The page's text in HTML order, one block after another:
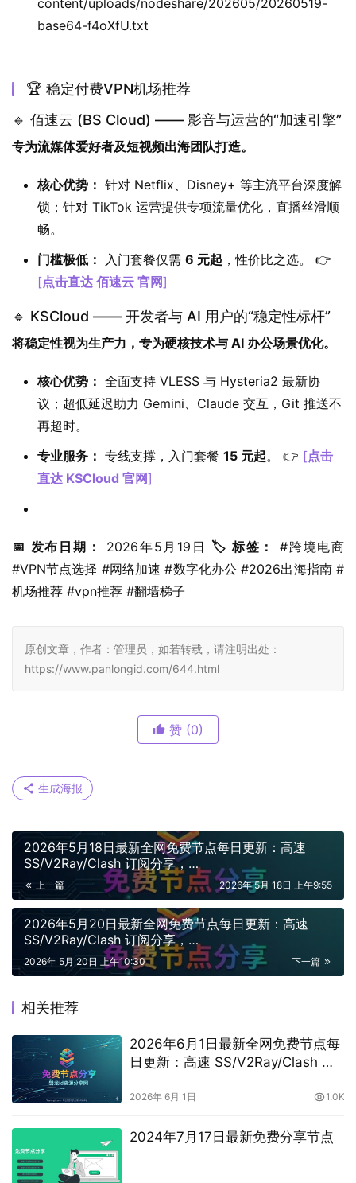
content/uploads/nodeshare/202605/20260519-
base64-f4oXfU.txt
🏆 稳定付费VPN机场推荐
🔹 佰速云 (BS Cloud) —— 影音与运营的“加速引擎”
专为流媒体爱好者及短视频出海团队打造。
核心优势： 针对 Netflix、Disney+ 等主流平台深度解
锁；针对 TikTok 运营提供专项流量优化，直播丝滑顺
畅。
门槛极低：
入门套餐仅需 6 元起 ，性价比之选。 👉
[点击直达 佰速云 官网]
🔹 KSCloud —— 开发者与 AI 用户的“稳定性标杆”
将稳定性视为生产力，专为硬核技术与 AI 办公场景优化。
核心优势： 全面支持 VLESS 与 Hysteria2 最新协
议；超低延迟助力 Gemini、Claude 交互，Git 推送不
再超时。
专业服务： 专线支撑，入门套餐 15 元起。 👉 [点击
直达 KSCloud 官网]
📅 发布日期： 2026年5月19日 🏷️ 标签：
#跨境电商
#VPN节点选择 #网络加速 #数字化办公 #2026出海指南 #
机场推荐 #vpn推荐 #翻墙梯子
原创文章，作者：管理员，如若转载，请注明出处：
https://www.panlongid.com/644.html
赞 (0)
生成海报
2026年5月18日最新全网免费节点每日更新：高速
SS/V2Ray/Clash 订阅分享，
vless/shadowrocket/vmess节点
上一篇 2026年 5月 18日 上午9:55
2026年5月20日最新全网免费节点每日更新：高速
SS/V2Ray/Clash 订阅分享，
vless/shadowrocket/trojan/vmess免费节点
下一篇
2026年 5月 20日 上午10:30
相关推荐
2026年6月1日最新全网免费节点每
日更新：高速 SS/V2Ray/Clash 订
vless/shadowrocket/trojan/vmess
2026年 6月 1日 1.0K
2024年7月17日最新免费分享节点